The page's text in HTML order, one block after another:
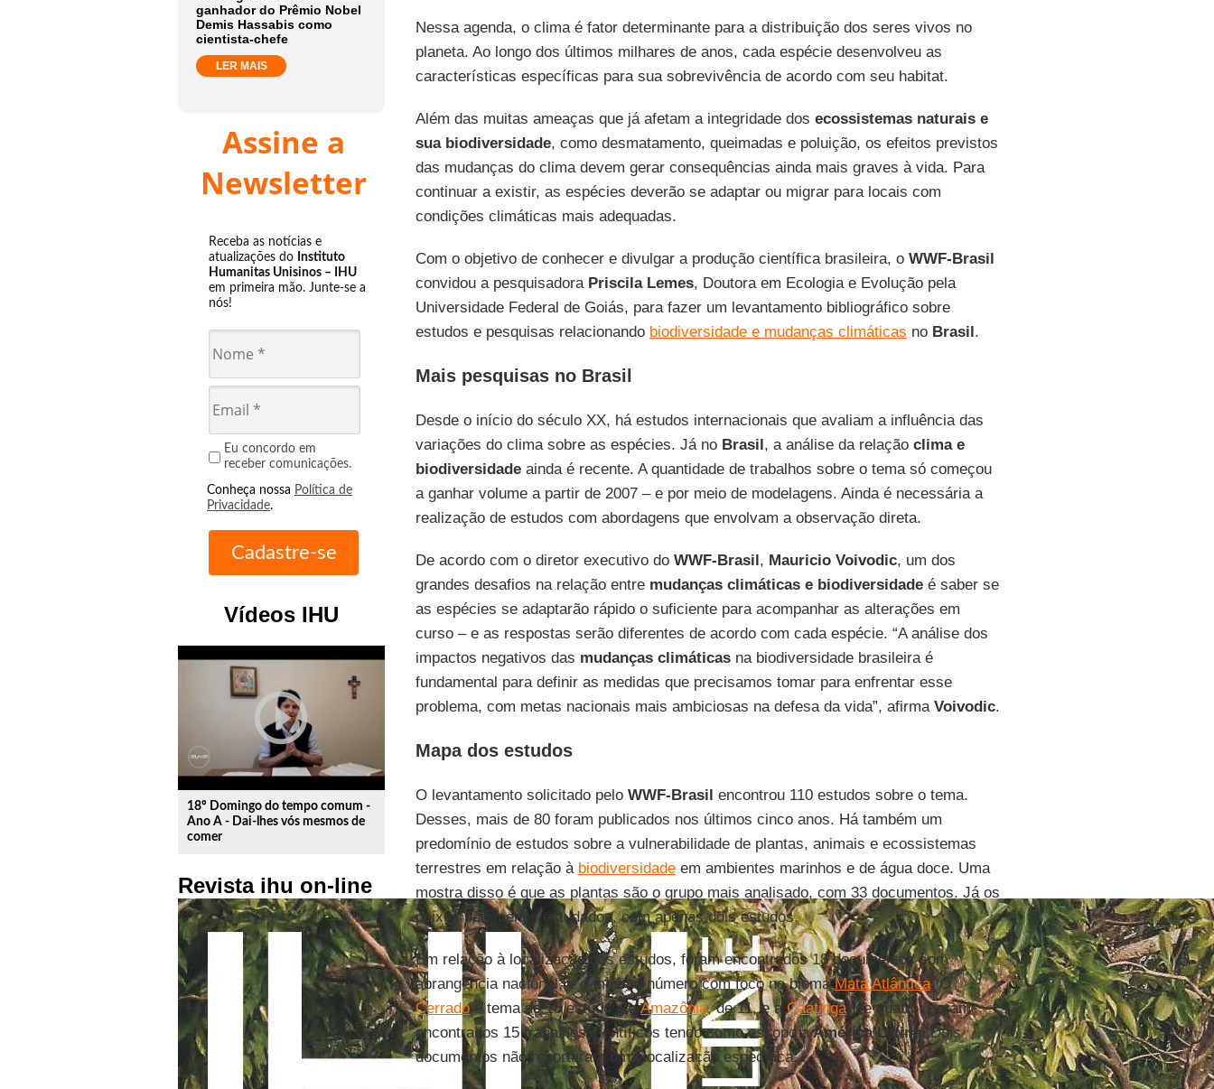
ganhador do Prêmio Nobel
Demis Hassabis como
cientista-chefe
LER MAIS
Assine a
Newsletter
Receba as notícias e
atualizações do Instituto
Humanitas Unisinos – IHU
em primeira mão. Junte-se a
nós!
Eu concordo em
receber comunicações.
Conheça nossa Política de
Privacidade.
Vídeos IHU
play_circle_outline
18º Domingo do tempo comum -
Ano A - Dai-lhes vós mesmos de
comer
Revista ihu on-line
Nessa agenda, o clima é fator determinante para a distribuição dos seres vivos no
planeta. Ao longo dos últimos milhares de anos, cada espécie desenvolveu as
características específicas para sua sobrevivência de acordo com seu habitat.
Além das muitas ameaças que já afetam a integridade dos ecossistemas naturais e
sua biodiversidade, como desmatamento, queimadas e poluição, os efeitos previstos
das mudanças do clima devem gerar consequências ainda mais graves à vida. Para
continuar a existir, as espécies deverão se adaptar ou migrar para locais com
condições climáticas mais adequadas.
Com o objetivo de conhecer e divulgar a produção científica brasileira, o WWF-Brasil
convidou a pesquisadora Priscila Lemes, Doutora em Ecologia e Evolução pela
Universidade Federal de Goiás, para fazer um levantamento bibliográfico sobre
estudos e pesquisas relacionando biodiversidade e mudanças climáticas no Brasil.
Mais pesquisas no Brasil
Desde o início do século XX, há estudos internacionais que avaliam a influência das
variações do clima sobre as espécies. Já no Brasil, a análise da relação clima e
biodiversidadeainda é recente. A quantidade de trabalhos sobre o tema só começou
a ganhar volume a partir de 2007 – e por meio de modelagens. Ainda é necessária a
realização de estudos com abordagens que envolvam a observação direta.
De acordo com o diretor executivo do WWF-Brasil, Mauricio Voivodic, um dos
grandes desafios na relação entre mudanças climáticas e biodiversidadeé saber se
as espécies se adaptarão rápido o suficiente para acompanhar as alterações em
curso – e as respostas serão diferentes de acordo com cada espécie. “A análise dos
impactos negativos das mudanças climáticasna biodiversidade brasileira é
fundamental para definir as medidas que precisamos tomar para enfrentar esse
problema, com metas nacionais mais ambiciosas na defesa da vida”, afirma Voivodic.
Mapa dos estudos
O levantamento solicitado pelo WWF-Brasil encontrou 110 estudos sobre o tema.
Desses, mais de 80 foram publicados nos últimos cinco anos. Há também um
predomínio de estudos sobre a vulnerabilidade de plantas, animais e ecossistemas
terrestres em relação à biodiversidadeem ambientes marinhos e de água doce. Uma
mostra disso é que as plantas são o grupo mais analisado, com 33 documentos. Já os
peixes são menos estudados, com apenas dois estudos.
Em relação à localização dos estudos, foram encontrados 18 documentos com
abrangência nacional, e o mesmo número com foco no biomaMata Atlântica. O
Cerradoé tema de 16 estudos, aAmazônia, de 11, e aCaatinga, de quatro. Foram
encontrados 15 trabalhos científicos tendo como escopo aAmérica Latina. Dois
documentos não reportaram uma localização específica.